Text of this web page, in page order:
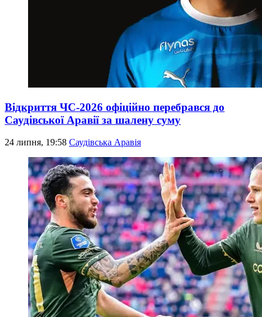
Відкриття ЧС-2026 офіційно перебрався до
Саудівської Аравії за шалену суму
24 липня, 19:58 Саудівська Аравія